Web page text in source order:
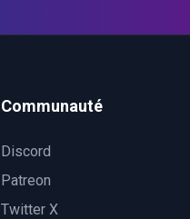
Communauté
Discord
Patreon
Twitter X